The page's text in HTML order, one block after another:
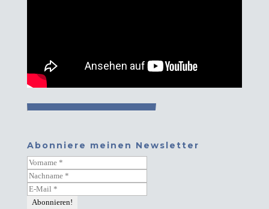
Abonniere meinen Newsletter